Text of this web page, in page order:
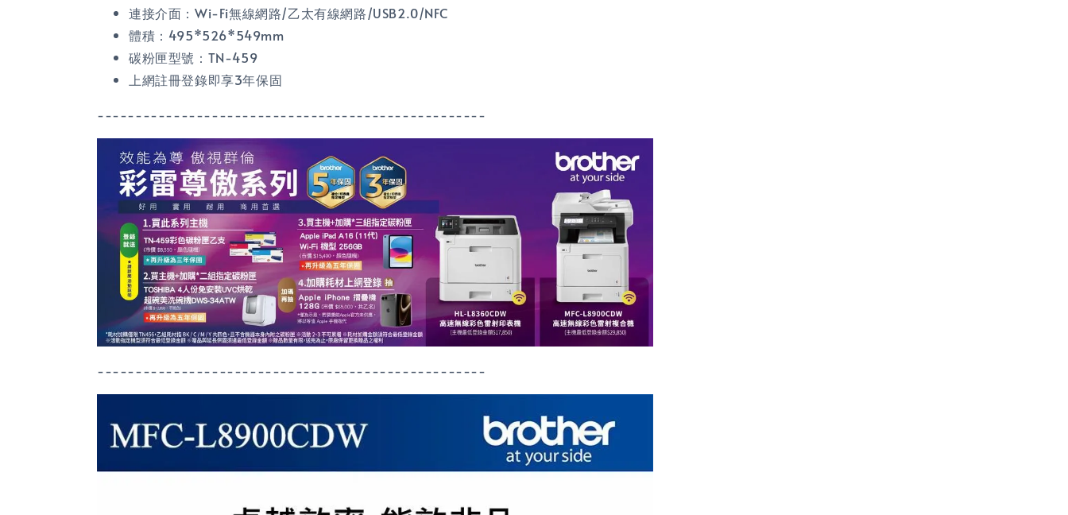
連接介面：Wi-Fi無線網路/乙太有線網路/USB2.0/NFC
體積：495*526*549mm
碳粉匣型號：TN-459
上網註冊登錄即享3年保固
---------------------------------------------------
---------------------------------------------------